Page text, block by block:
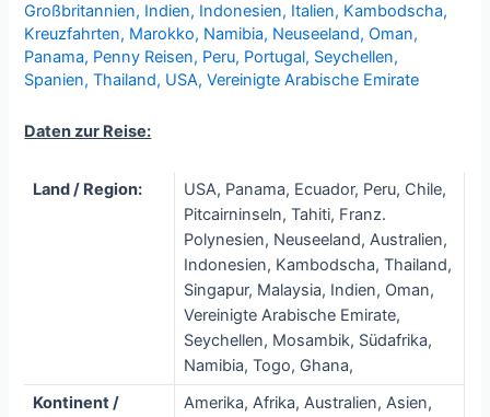
Großbritannien, Indien, Indonesien, Italien, Kambodscha,
Kreuzfahrten, Marokko, Namibia, Neuseeland,Oman,
Panama, Penny Reisen, Peru, Portugal, Seychellen,
Spanien,Thailand, USA,Vereinigte Arabische Emirate
Daten zur Reise:
Land / Region:
USA, Panama, Ecuador, Peru, Chile,
Pitcairninseln, Tahiti, Franz.
Polynesien, Neuseeland, Australien,
Indonesien, Kambodscha, Thailand,
Singapur, Malaysia, Indien, Oman,
Vereinigte Arabische Emirate,
Seychellen, Mosambik, Südafrika,
Namibia, Togo, Ghana,
Kontinent /
Amerika, Afrika, Australien, Asien,